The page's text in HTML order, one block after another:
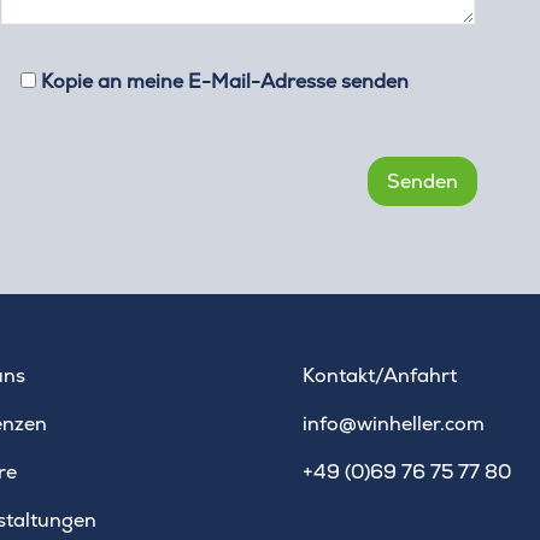
Kopie an meine E-Mail-Adresse senden
Kontakt/Anfahrt
info@winheller.com
+49 (0)69 76 75 77 80